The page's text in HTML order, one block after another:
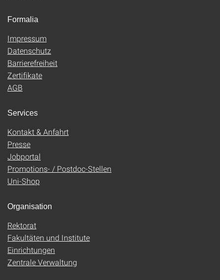
Formalia
Impressum
Datenschutz
Barrierefreiheit
Zertifikate
AGB
Services
Kontakt & Anfahrt
Presse
Jobportal
Promotions- / Postdoc-Stellen
Uni-Shop
Organisation
Rektorat
Fakultäten und Institute
Einrichtungen
Zentrale Verwaltung